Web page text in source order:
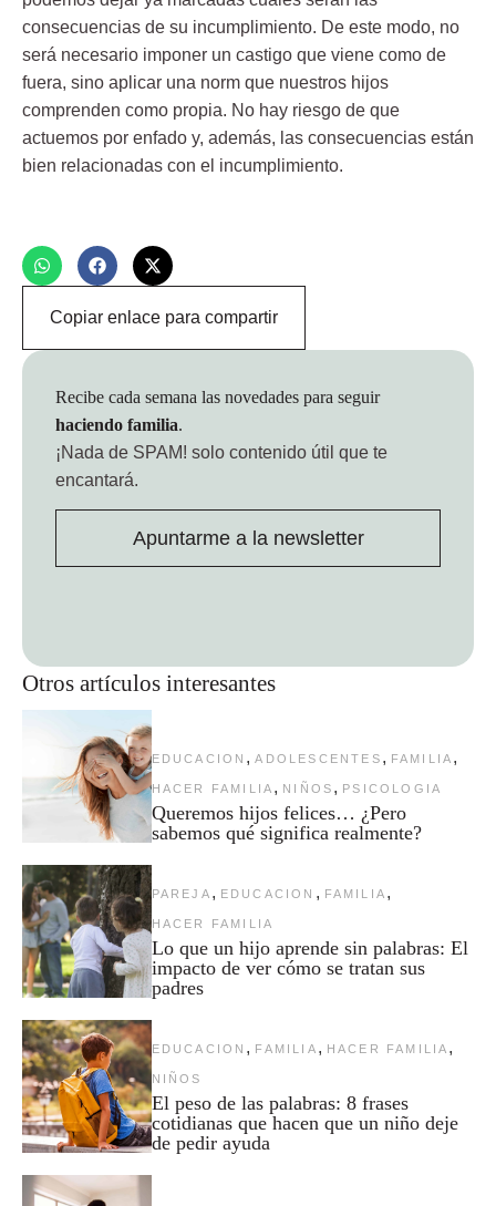
consecuencias de su incumplimiento. De este modo, no
será necesario imponer un castigo que viene como de
fuera, sino aplicar una norm que nuestros hijos
comprenden como propia. No hay riesgo de que
actuemos por enfado y, además, las consecuencias están
bien relacionadas con el incumplimiento.
Copiar enlace para compartir
Otros artículos interesantes
EDUCACION , ADOLESCENTES , FAMILIA ,
HACER FAMILIA , NIÑOS , PSICOLOGIA
Queremos hijos felices… ¿Pero
sabemos qué significa realmente?
PAREJA , EDUCACION , FAMILIA ,
HACER FAMILIA
Lo que un hijo aprende sin palabras: El
impacto de ver cómo se tratan sus
padres
EDUCACION , FAMILIA , HACER FAMILIA ,
NIÑOS
El peso de las palabras: 8 frases
cotidianas que hacen que un niño deje
de pedir ayuda
Recibe cada semana las novedades para seguir
haciendo familia.
¡Nada de SPAM! solo contenido útil que te
encantará.
Apuntarme a la newsletter